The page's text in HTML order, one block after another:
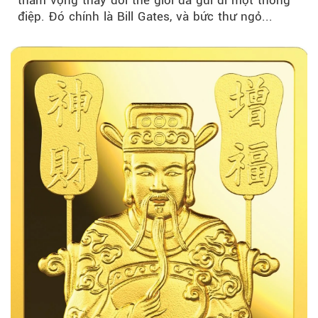
điệp. Đó chính là Bill Gates, và bức thư ngỏ...